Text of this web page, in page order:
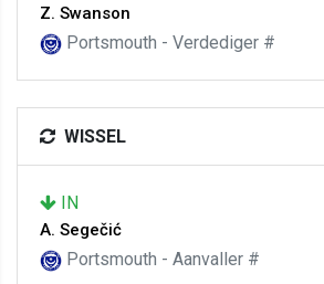
Z. Swanson
Portsmouth - Verdediger #
WISSEL
IN
A. Segečić
Portsmouth - Aanvaller #